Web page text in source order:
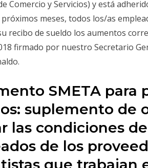
Comercio y Servicios) y está
meses, todos los/as
recibo de sueldo los aumentos
firmado por nuestro Secretario
SMETA para
suplemento de
las condiciones
de los
que trabajan